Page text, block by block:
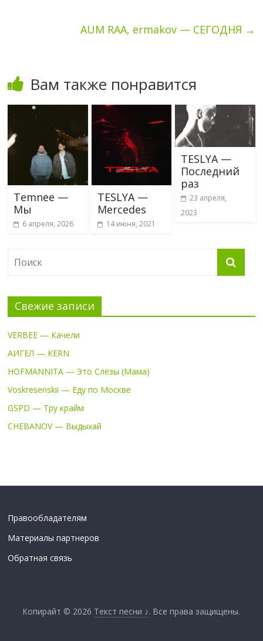
AUM RAA, ermakov — СЕГОДНЯ →
Вам также понравится
Temnee —
Мы
6 апреля, 2026
TESLYA —
Mercedes
14 июня, 2021
TESLYA —
Последний
раз
23 апреля,
2023
Свежие записи
VERBEE — Качели
АИГЕЛ — KERN
HOFMANNITA — Это Слёзы (Мама)
Voskresenskii — Еду по Москве
GSPD — Тру крайм
CHEBANOV — Выдыхай
Правообладателям
Материалы партнеров
Обратная связь
Копирайт © 2026 Текст песни ♪. Все права защищены.